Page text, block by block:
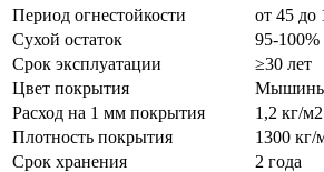
Период огнестойкости
от 45 до
Сухой остаток
95-100%
Срок эксплуатации
≥30 лет
Цвет покрытия
Расход на 1 мм покрытия
1,2 кг/м2
Плотность покрытия
1300 кг/
Срок хранения
2 года